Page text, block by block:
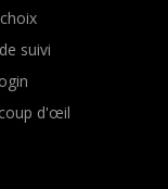
suivi
d'œil